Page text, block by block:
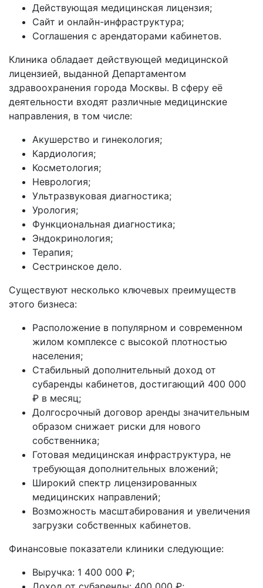
Действующая медицинская лицензия;
Сайт и онлайн-инфраструктура;
Соглашения с арендаторами кабинетов.
Клиника обладает действующей медицинской
лицензией, выданной Департаментом
здравоохранения города Москвы. В сферу её
деятельности входят различные медицинские
направления, в том числе:
Акушерство и гинекология;
Кардиология;
Косметология;
Неврология;
Ультразвуковая диагностика;
Урология;
Функциональная диагностика;
Эндокринология;
Терапия;
Сестринское дело.
Существуют несколько ключевых преимуществ
этого бизнеса:
Расположение в популярном и современном
жилом комплексе с высокой плотностью
населения;
Стабильный дополнительный доход от
субаренды кабинетов, достигающий 400 000
₽ в месяц;
Долгосрочный договор аренды значительным
образом снижает риски для нового
собственника;
Готовая медицинская инфраструктура, не
требующая дополнительных вложений;
Широкий спектр лицензированных
медицинских направлений;
Возможность масштабирования и увеличения
загрузки собственных кабинетов.
Финансовые показатели клиники следующие:
Выручка: 1 400 000 ₽;